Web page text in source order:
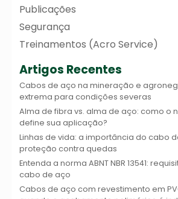
Publicações
Segurança
Treinamentos (Acro Service)
Artigos Recentes
Cabos de aço na mineração e
extrema para condições severas
Alma de fibra vs. alma de aço: como o
define sua aplicação?
Linhas de vida: a importância do cabo
proteção contra quedas
Entenda a norma ABNT NBR 13541:
cabo de aço
Cabos de aço com revestimento em